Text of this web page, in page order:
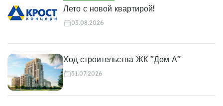
Лето с новой квартирой!
03.08.2026
Ход строительства ЖК "Дом А"
31.07.2026